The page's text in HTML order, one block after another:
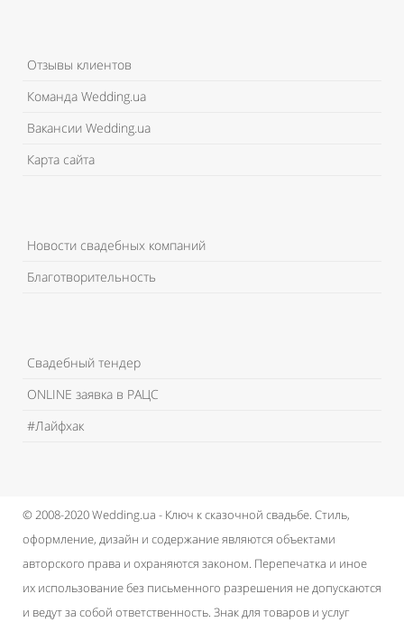
Отзывы клиентов
Команда Wedding.ua
Вакансии Wedding.ua
Карта сайта
Новости свадебных компаний
Благотворительность
Свадебный тендер
ONLINE заявка в РАЦС
#Лайфхак
© 2008-2020 Wedding.ua - Ключ к сказочной свадьбе. Стиль,
оформление, дизайн и содержание являются объектами
авторского права и охраняются законом. Перепечатка и иное
их использование без письменного разрешения не допускаются
и ведут за собой ответственность. Знак для товаров и услуг